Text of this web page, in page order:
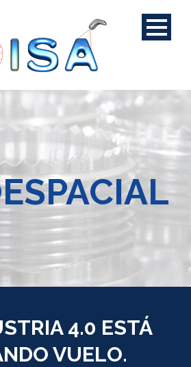
4.0 ESTÁ
VUELO.